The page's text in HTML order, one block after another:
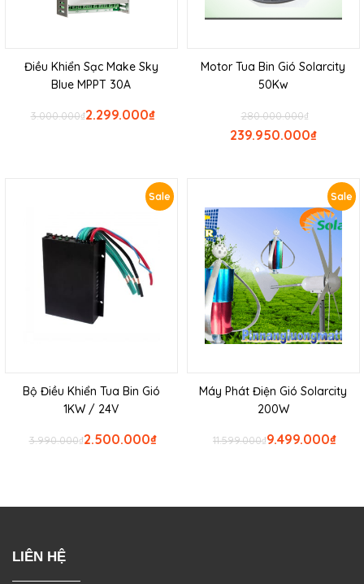
Điều Khiển Sạc Make Sky
Blue MPPT 30A
₫
3.000.000 ₫
2.299.000
Motor Tua Bin Gió Solarcity
50Kw
₫
280.000.000
₫
239.950.000
Sale
Bộ Điều Khiển Tua Bin Gió
1KW / 24V
₫
3.990.000 ₫
2.500.000
Sale
Máy Phát Điện Gió Solarcity
200W
₫
11.599.000 ₫
9.499.000
LIÊN HỆ